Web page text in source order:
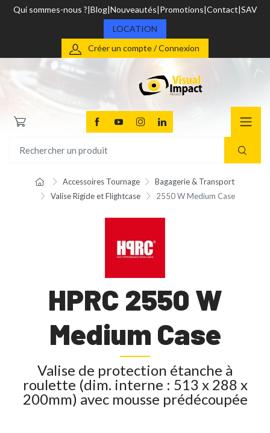
Qui sommes-nous ? Blog Nouveautés Promotions Contact SAV
LOCATION
Créer un compte / Connexion
Accessoires Tournage
Bagagerie & Transport
Valise Rigide et Flightcase
2550 W Medium Case
HPRC 2550 W
Medium Case
Valise de protection étanche à
roulette (dim. interne : 513 x 288 x
200mm) avec mousse prédécoupée